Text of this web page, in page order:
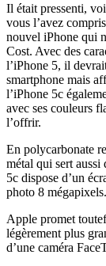
Il était pressenti,
vous l’avez
nouvel iPhone qui
Cost. Avec des
l’iPhone 5, il
smartphone mais
l’iPhone 5c
avec ses couleurs
l’offrir.
En polycarbonate
métal qui sert aussi
5c dispose d’un
photo 8
Apple promet
légèrement plus
d’une caméra